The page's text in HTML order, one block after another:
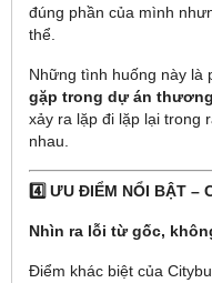
đúng phần của mình
thể.
Những tình huống này là
gặp trong dự án
xảy ra lặp đi lặp lại trong
nhau.
4️⃣ ƯU ĐIỂM NỔI BẬT –
Nhìn ra lỗi từ gốc,
Điểm khác biệt của